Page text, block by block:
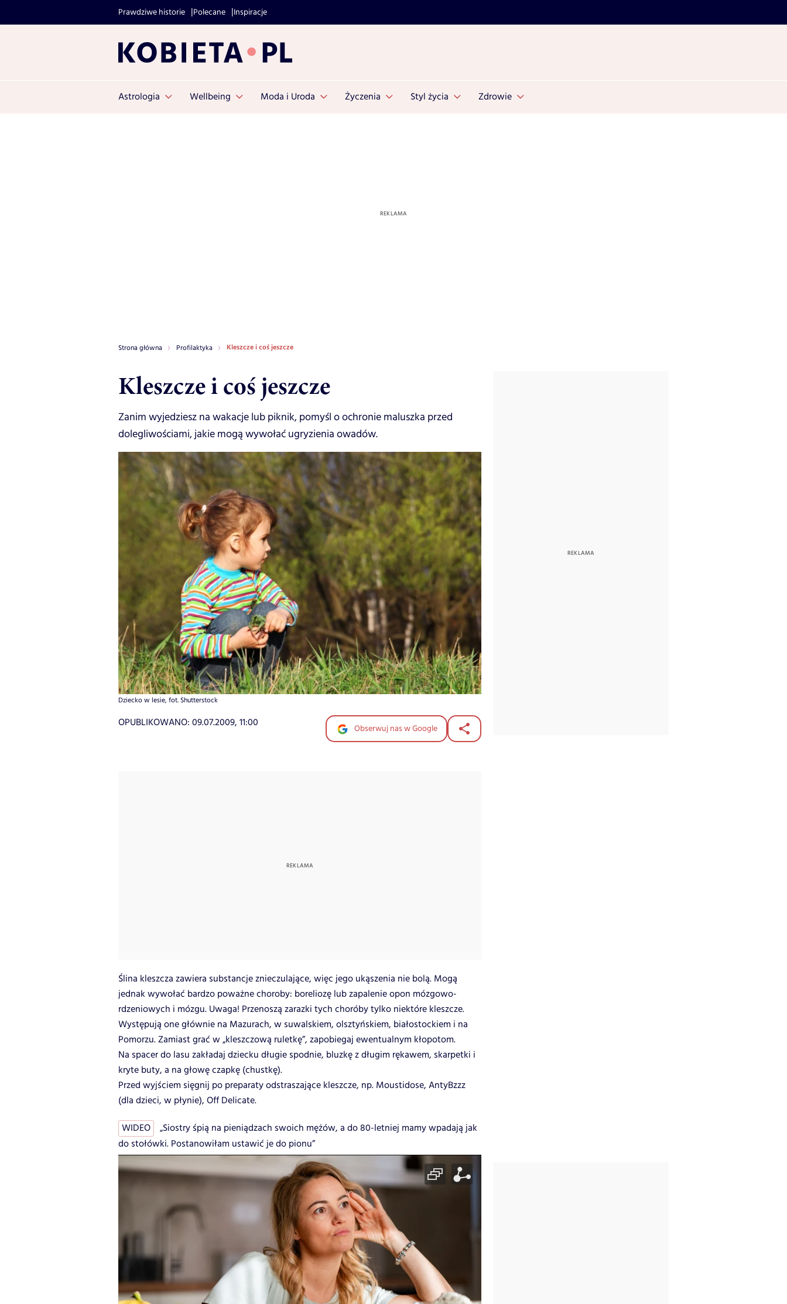
Prawdziwe historie Polecane Inspiracje
Astrologia Wellbeing Moda i Uroda Życzenia Styl życia Zdrowie
Strona główna Profilaktyka Kleszcze i coś jeszcze
Kleszcze i coś jeszcze
Zanim wyjedziesz na wakacje lub piknik, pomyśl o ochronie maluszka przed
dolegliwościami, jakie mogą wywołać ugryzienia owadów.
Dziecko w lesie, fot. Shutterstock
OPUBLIKOWANO: 09.07.2009, 11:00 Obserwuj nas w Google
Ślina kleszcza zawiera substancje znieczulające, więc jego ukąszenia nie bolą. Mogą
jednak wywołać bardzo poważne choroby: boreliozę lub zapalenie opon mózgowo-
rdzeniowych i mózgu. Uwaga! Przenoszą zarazki tych choróby tylko niektóre kleszcze.
Występują one głównie na Mazurach, w suwalskiem, olsztyńskiem, białostockiem i na
Pomorzu. Zamiast grać w „kleszczową ruletkę”, zapobiegaj ewentualnym kłopotom.
Na spacer do lasu zakładaj dziecku długie spodnie, bluzkę z długim rękawem, skarpetki i
kryte buty, a na głowę czapkę (chustkę).
Przed wyjściem sięgnij po preparaty odstraszające kleszcze, np. Moustidose, AntyBzzz
(dla dzieci, w płynie), Off Delicate.
WIDEO
„Siostry śpią na pieniądzach swoich mężów, a do 80-letniej mamy wpadają jak
do stołówki. Postanowiłam ustawić je do pionu”